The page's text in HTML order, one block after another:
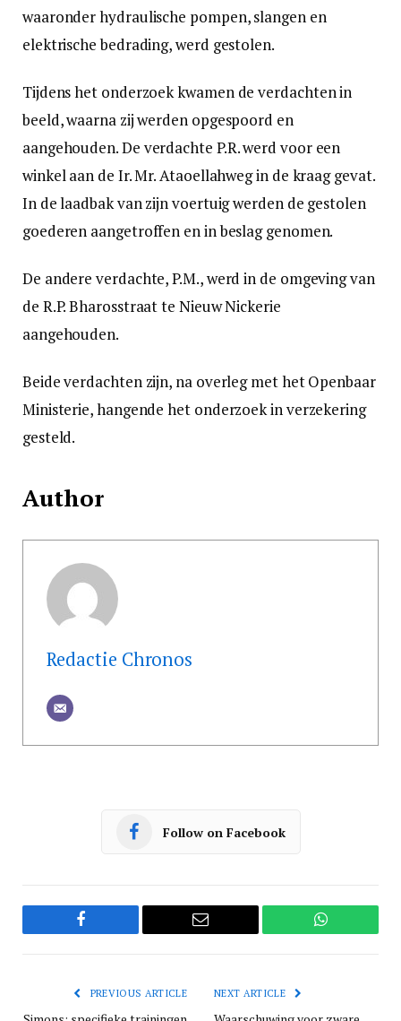
waaronder hydraulische pompen, slangen en
elektrische bedrading, werd gestolen.
Tijdens het onderzoek kwamen de verdachten in
beeld, waarna zij werden opgespoord en
aangehouden. De verdachte P.R. werd voor een
winkel aan de Ir. Mr. Ataoellahweg in de kraag gevat.
In de laadbak van zijn voertuig werden de gestolen
goederen aangetroffen en in beslag genomen.
De andere verdachte, P.M., werd in de omgeving van
de R.P. Bharosstraat te Nieuw Nickerie
aangehouden.
Beide verdachten zijn, na overleg met het Openbaar
Ministerie, hangende het onderzoek in verzekering
gesteld.
Author
Redactie Chronos
Follow on Facebook
Facebook Email WhatsApp
PREVIOUS ARTICLE NEXT ARTICLE